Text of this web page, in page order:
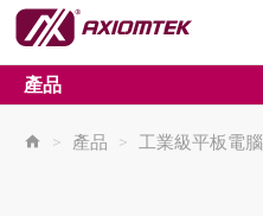
產品
> 產品 > 工業級平板電腦